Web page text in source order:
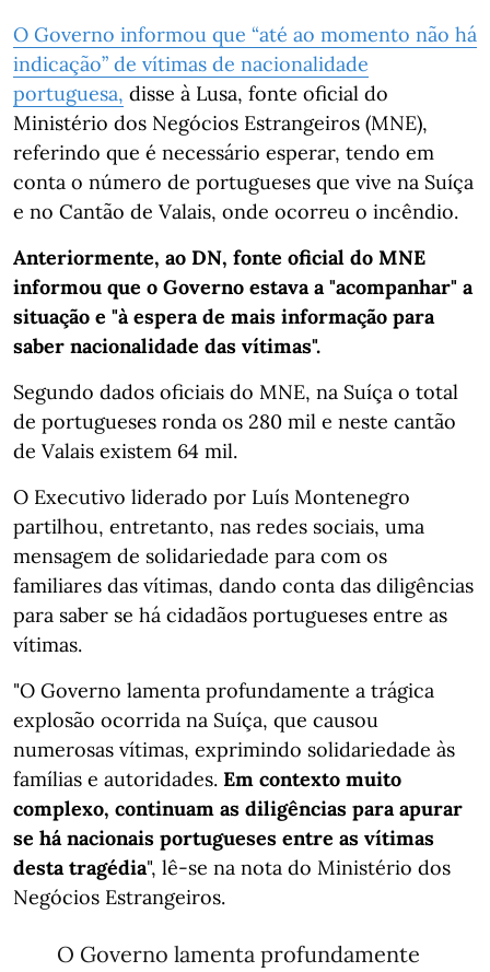
O Governo informou que “até ao momento não há
indicação” de vítimas de nacionalidade
portuguesa, disse à Lusa, fonte oficial do
Ministério dos Negócios Estrangeiros (MNE),
referindo que é necessário esperar, tendo em
conta o número de portugueses que vive na Suíça
e no Cantão de Valais, onde ocorreu o incêndio.
Anteriormente, ao DN, fonte oficial do MNE
informou que o Governo estava a "acompanhar" a
situação e "à espera de mais informação para
saber nacionalidade das vítimas".
Segundo dados oficiais do MNE, na Suíça o total
de portugueses ronda os 280 mil e neste cantão
de Valais existem 64 mil.
O Executivo liderado por Luís Montenegro
partilhou, entretanto, nas redes sociais, uma
mensagem de solidariedade para com os
familiares das vítimas, dando conta das diligências
para saber se há cidadãos portugueses entre as
vítimas.
"O Governo lamenta profundamente a trágica
explosão ocorrida na Suíça, que causou
numerosas vítimas, exprimindo solidariedade às
famílias e autoridades. Em contexto muito
complexo, continuam as diligências para apurar
se há nacionais portugueses entre as vítimas
desta tragédia", lê-se na nota do Ministério dos
Negócios Estrangeiros.
O Governo lamenta profundamente